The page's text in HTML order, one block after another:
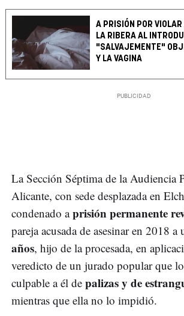
A PRISIÓN POR
LA RIBERA AL
"SALVAJEMENTE"
Y LA VAGINA
La Sección Séptima de la Audiencia
Alicante, con sede desplazada en
condenado aprisión permanente
pareja acusada de asesinar en 2018 a
años, hijo de la procesada, en
veredicto de un jurado popular que
culpable a él de palizas y de
mientras que ella no lo impidió.